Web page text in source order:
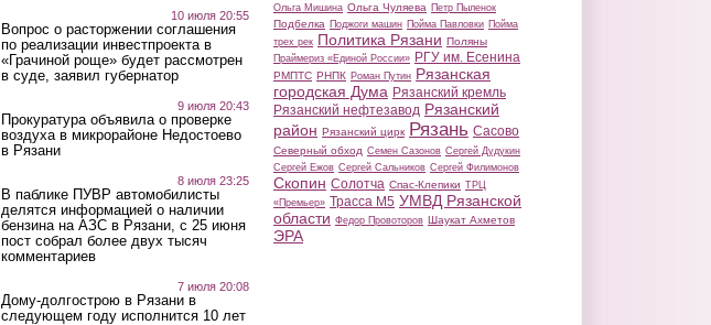
10 июля 20:55
Вопрос о расторжении соглашения
по реализации инвестпроекта в
«Грачиной роще» будет рассмотрен
в суде, заявил губернатор
9 июля 20:43
Прокуратура объявила о проверке
воздуха в микрорайоне Недостоево
в Рязани
8 июля 23:25
В паблике ПУВР автомобилисты
делятся информацией о наличии
бензина на АЗС в Рязани, с 25 июня
пост собрал более двух тысяч
комментариев
7 июля 20:08
Дому-долгострою в Рязани в
следующем году исполнится 10 лет
Ольга Мишина Ольга Чуляева Петр Пыленок
Подбелка Поджоги машин Пойма Павловки Пойма
трех рек Политика Рязани Поляны
Праймериз «Единой России» РГУ им. Есенина
РМПТС РНПК Роман Путин Рязанская
городская Дума Рязанский кремль
Рязанский нефтезавод Рязанский
район Рязанский цирк Рязань Сасово
Северный обход Семен Сазонов Сергей Дудукин
Сергей Ежов Сергей Сальников Сергей Филимонов
Скопин Солотча Спас-Клепики ТРЦ
«Премьер» Трасса М5 УМВД Рязанской
области Федор Провоторов Шаукат Ахметов
ЭРА